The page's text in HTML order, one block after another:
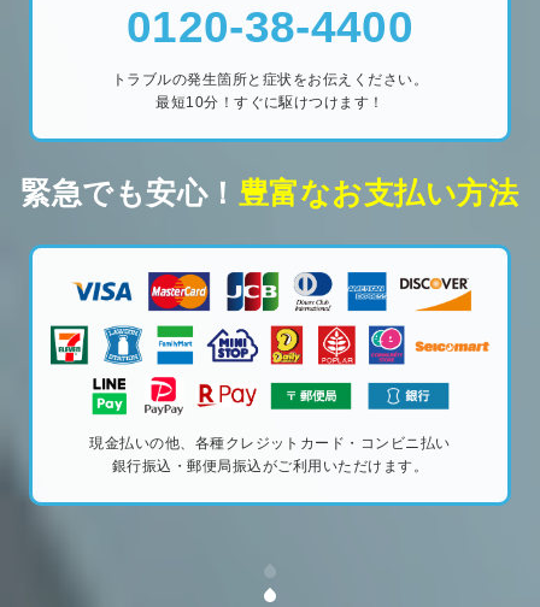
0120-38-4400
トラブルの発生箇所と症状をお伝えください。
最短10分！すぐに駆けつけます！
緊急でも安心！ 豊富なお支払い方法
現金払いの他、各種クレジットカード・コンビニ払い
銀行振込・郵便局振込がご利用いただけます。